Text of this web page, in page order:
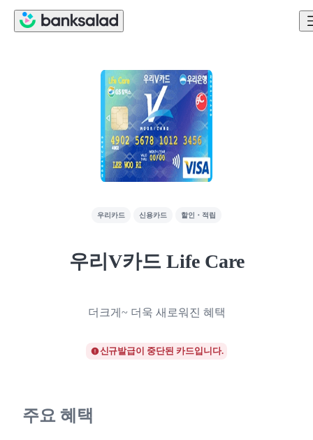
우리카드 신용카드 할인・적립
우리V카드 Life Care
더크게~ 더욱 새로워진 혜택
신규발급이 중단된 카드입니다.
주요 혜택